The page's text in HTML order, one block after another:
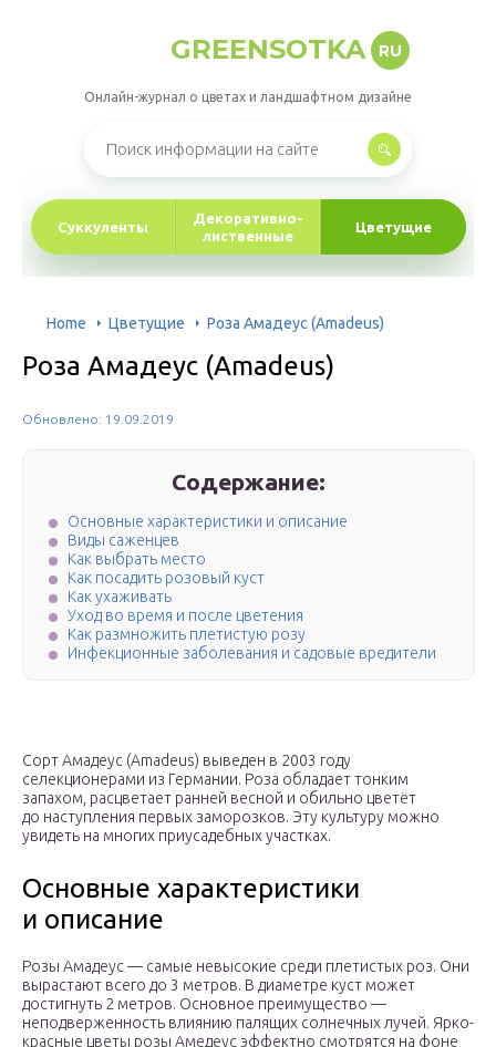
GREENSOTKA RU
Онлайн-журнал о цветах и ландшафтном дизайне
Суккуленты
Декоративно-
лиственные
Цветущие
Home Цветущие Роза Амадеус (Amadeus)
Роза Амадеус (Amadeus)
Обновлено: 19.09.2019
Содержание:
Основные характеристики и описание
Виды саженцев
Как выбрать место
Как посадить розовый куст
Как ухаживать
Уход во время и после цветения
Как размножить плетистую розу
Инфекционные заболевания и садовые вредители
Сорт Амадеус (Amadeus) выведен в 2003 году
селекционерами из Германии. Роза обладает тонким
запахом, расцветает ранней весной и обильно цветёт
до наступления первых заморозков. Эту культуру можно
увидеть на многих приусадебных участках.
Основные характеристики
и описание
Розы Амадеус — самые невысокие среди плетистых роз. Они
вырастают всего до 3 метров. В диаметре куст может
достигнуть 2 метров. Основное преимущество —
неподверженность влиянию палящих солнечных лучей. Ярко-
красные цветы розы Амедеус эффектно смотрятся на фоне